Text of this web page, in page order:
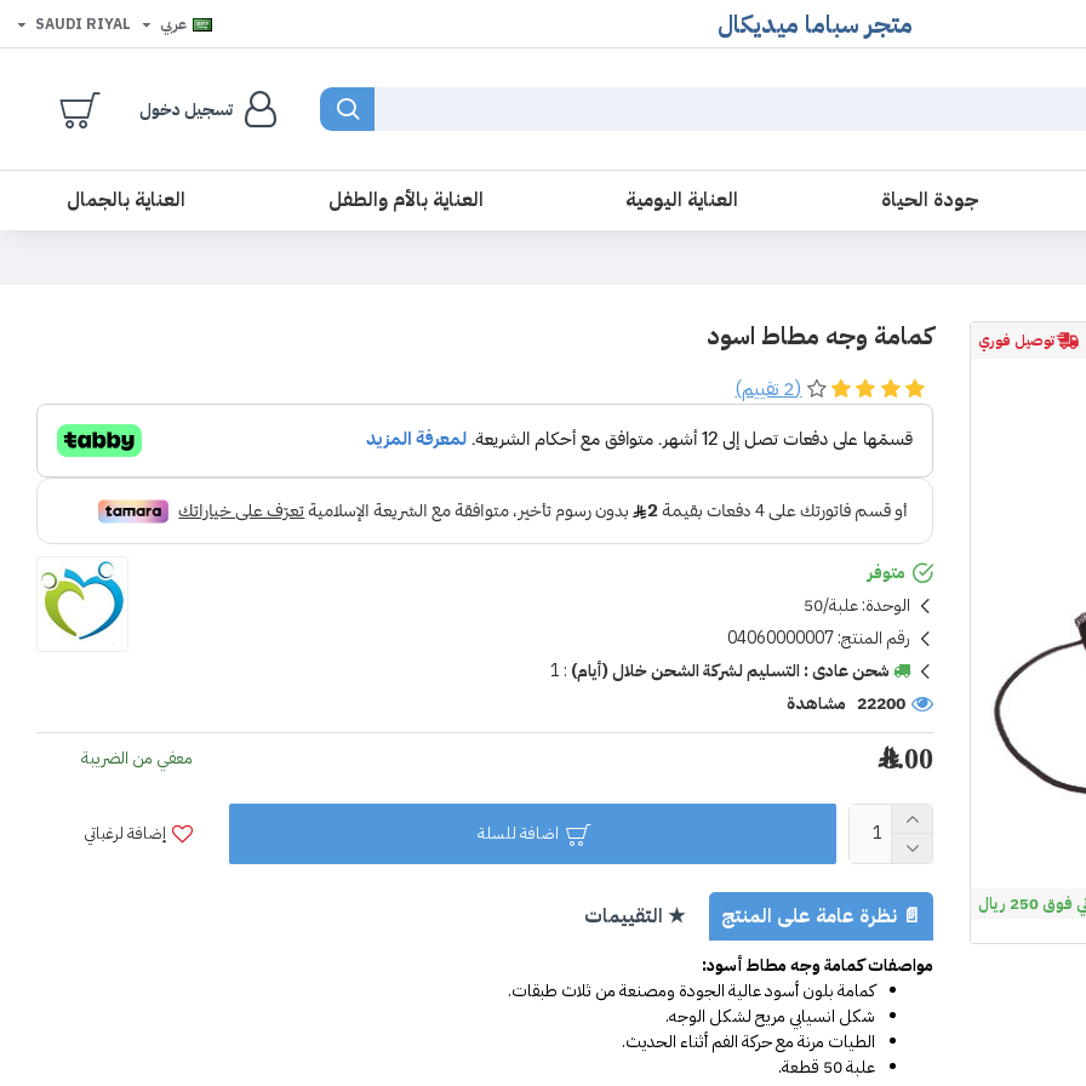
متجر سباما ميديكال عربي SAUDI RIYAL
تسجيل دخول
جودة الحياة العناية اليومية العناية بالأم والطفل العناية بالجمال
توصيل فوري
ريال
كمامة وجه مطاط اسود
متوفر
الوحدة:علبة/50
رقم المنتج:04060000007
شحن عادى : التسليم لشركة الشحن خلال (أيام) :
1
22200 مشاهدة
(2 تقييم)
8.00 ﷼ معفي من الضريبة
اضافة للسلة إضافة لرغباتي
📄 نظرة عامة على المنتج ★ التقييمات
مواصفات كمامة وجه مطاط أسود:
كمامة بلون أسود عالية الجودة ومصنعة من ثلاث طبقات.
شكل انسيابي مريح لشكل الوجه.
الطيات مرنة مع حركة الفم أثناء الحديث.
علبة 50 قطعة.